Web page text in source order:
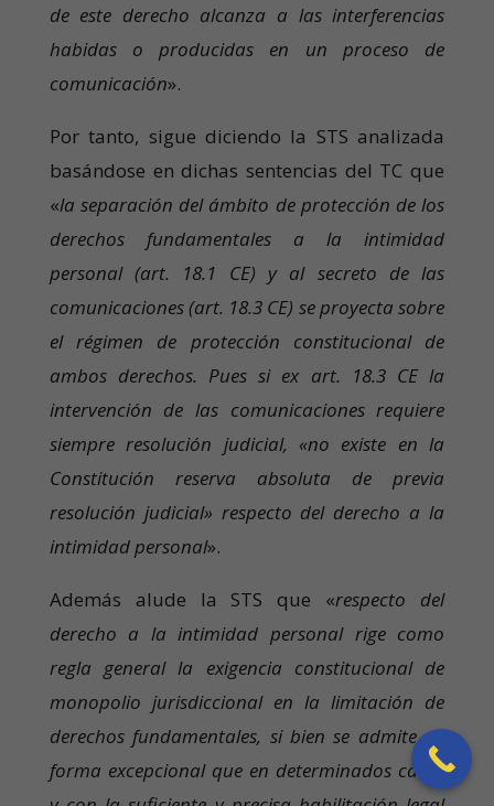
de este derecho alcanza a las interferencias
habidas o producidas en un proceso de
comunicación».
Por tanto, sigue diciendo la STS analizada
basándose en dichas sentencias del TC que
«la separación del ámbito de protección de los
derechos fundamentales a la intimidad
personal (art. 18.1 CE) y al secreto de las
comunicaciones (art. 18.3 CE) se proyecta sobre
el régimen de protección constitucional de
ambos derechos. Pues si ex art. 18.3 CE la
intervención de las comunicaciones requiere
siempre resolución judicial, «no existe en la
Constitución reserva absoluta de previa
resolución judicial» respecto del derecho a la
intimidad personal».
Además alude la STS que «respecto del
derecho a la intimidad personal rige como
regla general la exigencia constitucional de
monopolio jurisdiccional en la limitación de
derechos fundamentales, si bien se admite de
forma excepcional que en determinados casos